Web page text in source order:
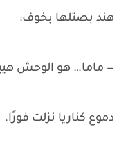
هند بصتلها بخوف:
— ماما… هو الوحش
دموع كناريا نزلت فورًا.